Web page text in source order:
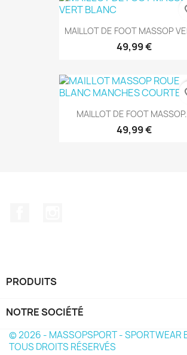
MAILLOT DE FOOT MASSOP
49,99 €
MAILLOT DE FOOT
49,99 €
PRODUITS
NOTRE SOCIÉTÉ
© 2026 - MASSOPSPORT - SPORTWEAR
TOUS DROITS RÉSERVÉS